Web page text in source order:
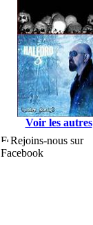
Voir les autres
Rejoins-nous sur
Facebook